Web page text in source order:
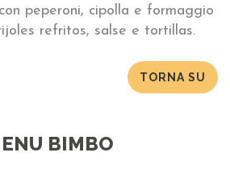
peperoni, cipolla e formaggio
refritos, salse e tortillas.
TORNA SU
BIMBO